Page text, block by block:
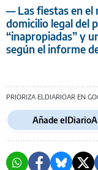
— Las fiestas en el
domicilio legal del
“inapropiadas” y
según el informe
PRIORIZA ELDIARIOAR EN
Añade